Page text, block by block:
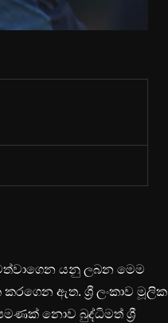
යනු ලබන මෙම
ඇත. ශ්‍රී ලංකාව මූලික
නොව බුද්ධිමත් ශ්‍රී